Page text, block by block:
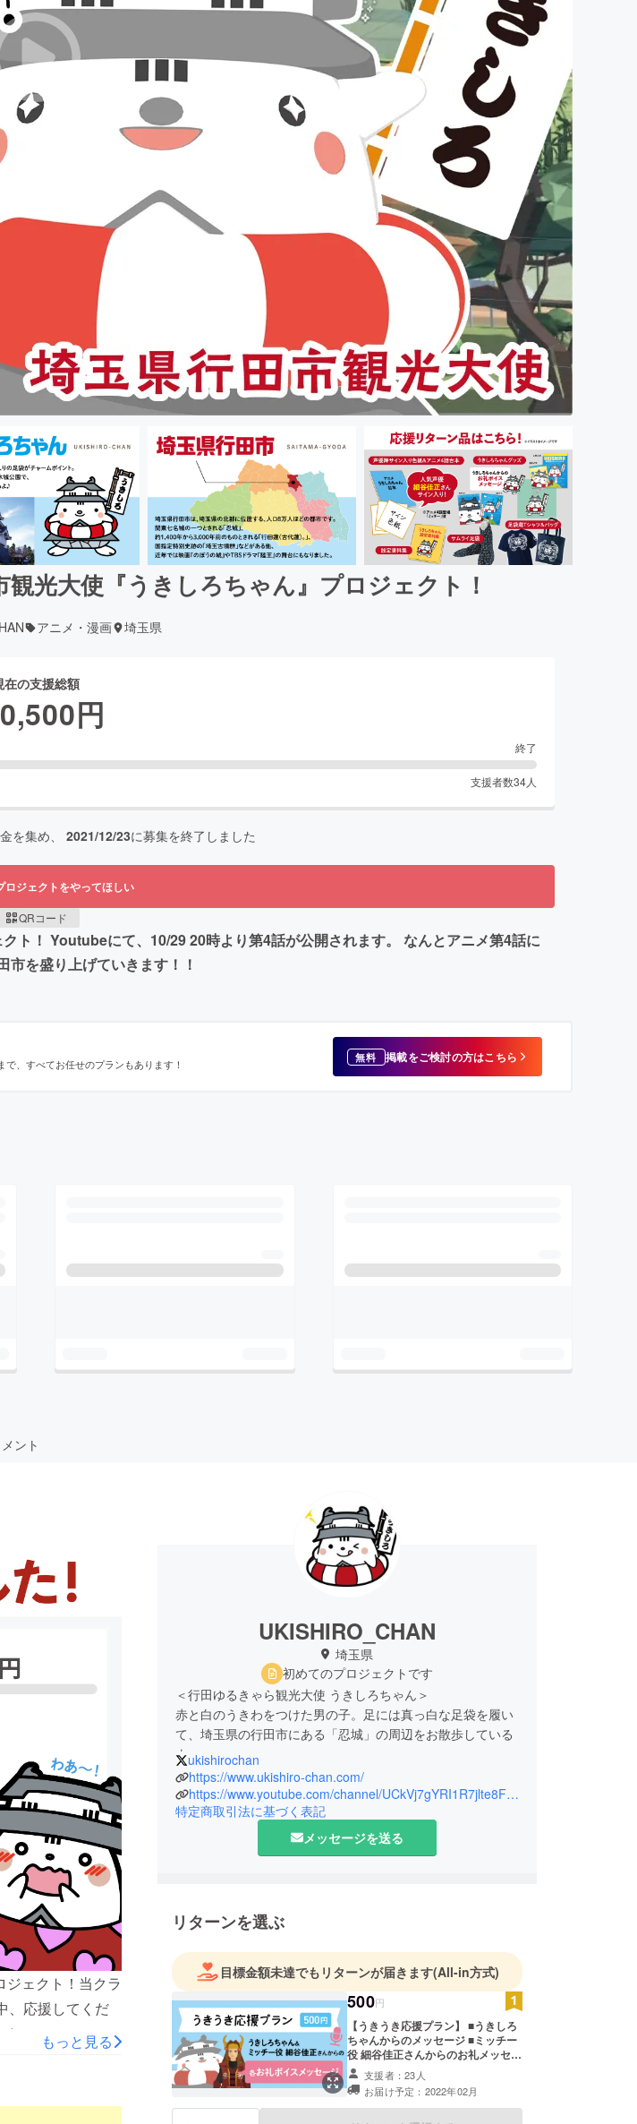
光大使『うきしろちゃん』プロジェクト！
アニメ・漫画 埼玉県
在の支援総額
円
終了
支援者数34人
を集め、 2021/12/23に募集を終了しました
ロジェクトをやってほしい
QRコード
ト！ Youtubeにて、10/29 20時より第4話が公開されます。 なんとアニメ第4話に
を盛り上げていきます！！
、すべてお任せのプランもあります！ 無料 掲載をご検討の方はこちら
ント
ェクト！当クラ
、応援してくだ
！＊＊＊ ご支
ゃん』のクラ
ました。■ご支
ご支援により、
もっと見る
UKISHIRO_CHAN
埼玉県
初めてのプロジェクトです
＜行田ゆるきゃら観光大使 うきしろちゃん＞
赤と白のうきわをつけた男の子。足には真っ白な足袋を履い
て、埼玉県の行田市にある「忍城」の周辺をお散歩している
よ。
＜なぜお城が浮き輪をしているの？＞
沼地に囲まれ、水に浮いて見える城と言われることで、通
称“浮城”と呼ばれた行田の『忍城（おしじょう）』。
石田三成による水攻めにも城は沈まず、これを見た人々は
そんな「沈まないお城」から、浮き輪をつけたユニークな
キャラクター、うきしろちゃんが生まれました。
ukishirochan
https://www.ukishiro-chan.com/
https://www.youtube.com/channel/UCkVj7gYRI1R7jlte8F_AwVA
特定商取引法に基づく表記
メッセージを送る
リターンを選ぶ
目標金額未達でもリターンが届きます(All-in方式)
500円
【うきうき応援プラン】 ■うきしろ
ちゃんからのメッセージ ■ミッチー
役 細谷佳正さんからのお礼メッセー
ジ （全2種） うきしろちゃんを応援
だけでもしたい方向けのプランで
す！ ※「うきしろちゃんからのメッ
セージ」は全プラン共通の内容で
支援者：23人
お届け予定：2022年02月